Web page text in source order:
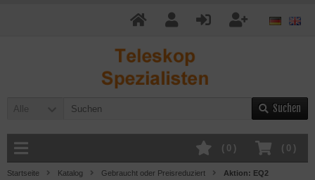
Alle Suchen
( 0 )
( 0 )
Startseite Katalog Gebraucht oder Preisreduziert
Aktion: EQ2